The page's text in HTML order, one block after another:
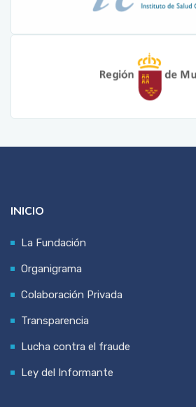
INICIO
La Fundación
Organigrama
Colaboración Privada
Transparencia
Lucha contra el fraude
Ley del Informante